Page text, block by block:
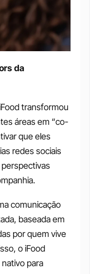
da
transformou
áreas em “co-
que eles
redes sociais
comunicação
baseada em
por quem vive
o iFood
para